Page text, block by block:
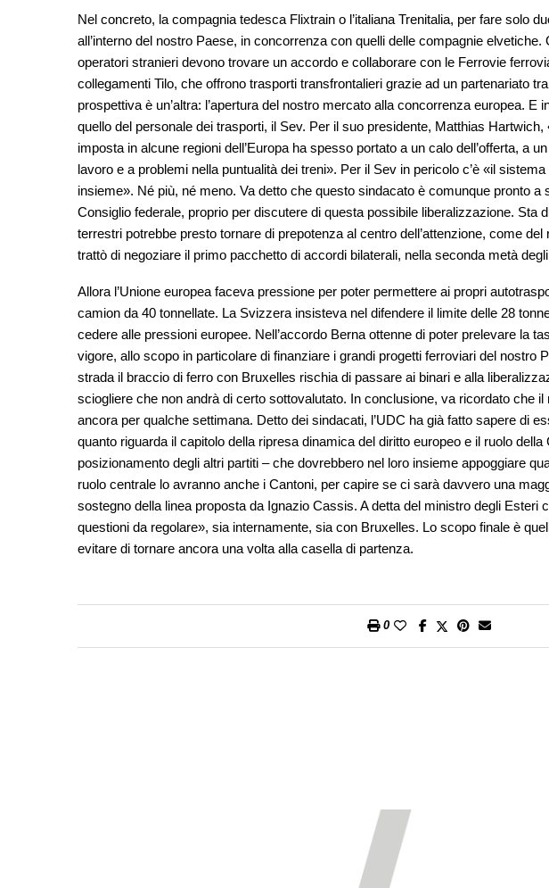
Nel concreto, la compagnia tedesca Flixtrain o l’italiana Trenitalia, per fare solo
all’interno del nostro Paese, in concorrenza con quelli delle compagnie
operatori stranieri devono trovare un accordo e collaborare con le Ferrovie
collegamenti Tilo, che offrono trasporti transfrontalieri grazie ad un partenariato
prospettiva è un’altra: l’apertura del nostro mercato alla concorrenza europea. E
quello del personale dei trasporti, il Sev. Per il suo presidente, Matthias
imposta in alcune regioni dell’Europa ha spesso portato a un calo dell’offerta, a
lavoro e a problemi nella puntualità dei treni». Per il Sev in pericolo c’è «il
insieme». Né più, né meno. Va detto che questo sindacato è comunque pronto a
Consiglio federale, proprio per discutere di questa possibile liberalizzazione. Sta
terrestri potrebbe presto tornare di prepotenza al centro dell’attenzione, come
trattò di negoziare il primo pacchetto di accordi bilaterali, nella seconda metà degli
Allora l’Unione europea faceva pressione per poter permettere ai propri
camion da 40 tonnellate. La Svizzera insisteva nel difendere il limite delle 28
cedere alle pressioni europee. Nell’accordo Berna ottenne di poter prelevare la
vigore, allo scopo in particolare di finanziare i grandi progetti ferroviari del nostro
strada il braccio di ferro con Bruxelles rischia di passare ai binari e alla
sciogliere che non andrà di certo sottovalutato. In conclusione, va ricordato che
ancora per qualche settimana. Detto dei sindacati, l’UDC ha già fatto sapere di
quanto riguarda il capitolo della ripresa dinamica del diritto europeo e il ruolo
posizionamento degli altri partiti – che dovrebbero nel loro insieme appoggiare
ruolo centrale lo avranno anche i Cantoni, per capire se ci sarà davvero una
sostegno della linea proposta da Ignazio Cassis. A detta del ministro degli Esteri
questioni da regolare», sia internamente, sia con Bruxelles. Lo scopo finale è
evitare di tornare ancora una volta alla casella di partenza.
0